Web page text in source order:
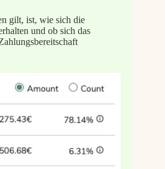
gilt, ist, wie sich die
und ob sich das